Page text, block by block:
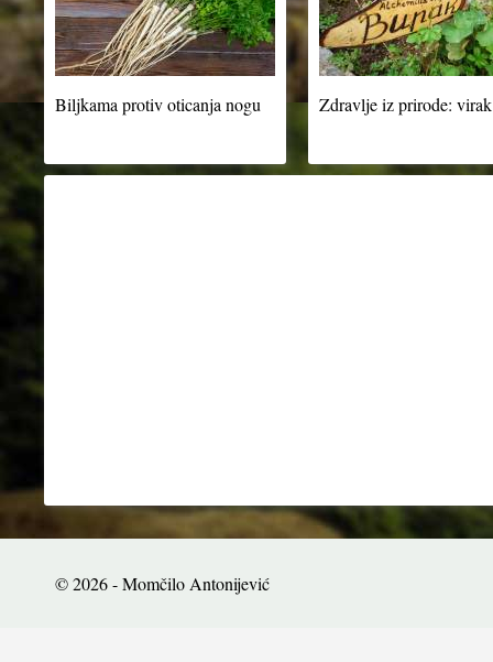
Biljkama protiv oticanja nogu Zdravlje iz prirode: virak
© 2026 - Momčilo Antonijević